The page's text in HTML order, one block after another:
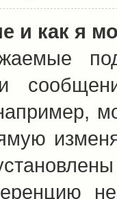
и как я